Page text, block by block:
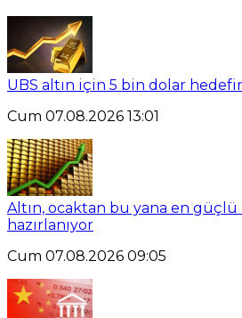
UBS altın için 5 bin dolar
Cum 07.08.2026 13:01
Altın, ocaktan bu yana en güçlü
hazırlanıyor
Cum 07.08.2026 09:05